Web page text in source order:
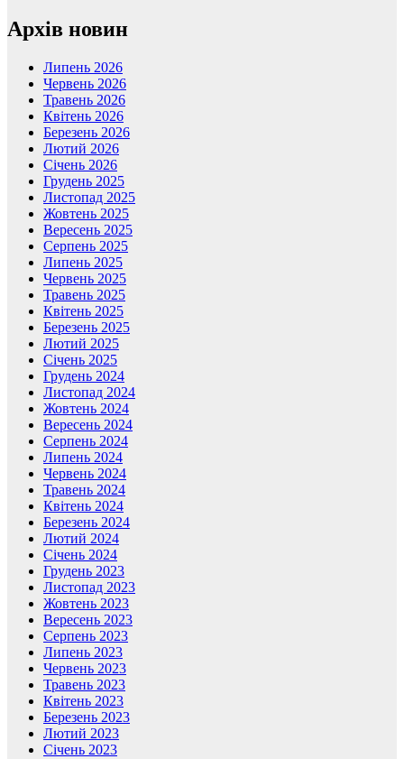
Архів новин
Липень 2026
Червень 2026
Травень 2026
Квітень 2026
Березень 2026
Лютий 2026
Січень 2026
Грудень 2025
Листопад 2025
Жовтень 2025
Вересень 2025
Серпень 2025
Липень 2025
Червень 2025
Травень 2025
Квітень 2025
Березень 2025
Лютий 2025
Січень 2025
Грудень 2024
Листопад 2024
Жовтень 2024
Вересень 2024
Серпень 2024
Липень 2024
Червень 2024
Травень 2024
Квітень 2024
Березень 2024
Лютий 2024
Січень 2024
Грудень 2023
Листопад 2023
Жовтень 2023
Вересень 2023
Серпень 2023
Липень 2023
Червень 2023
Травень 2023
Квітень 2023
Березень 2023
Лютий 2023
Січень 2023